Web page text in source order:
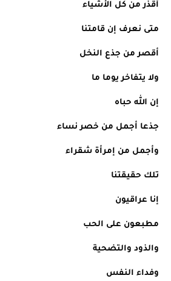
أقذر من كل الأشياء
متى نعرف إن قامتنا
أقصر من جذع النخل
ولا يتفاخر يوما ما
إن الله حباه
جذعا أجمل من خصر نساء
وأجمل من إمرأة شقراء
تلك حقيقتنا
إنا عراقيون
مطبعون على الحب
والذود والتضحية
وفداء النفس